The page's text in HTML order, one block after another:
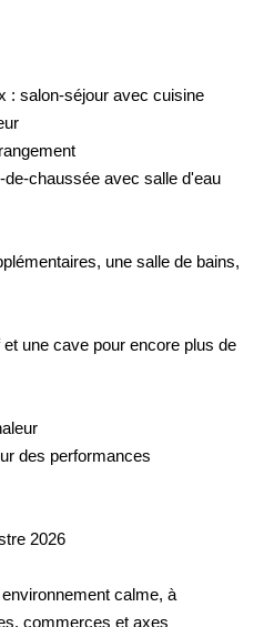
CLIENTS
: salon-séjour avec cuisine
chaussée avec salle d'eau
une salle de bains,
une cave pour encore plus de
des performances
2026
calme, à
commerces et axes